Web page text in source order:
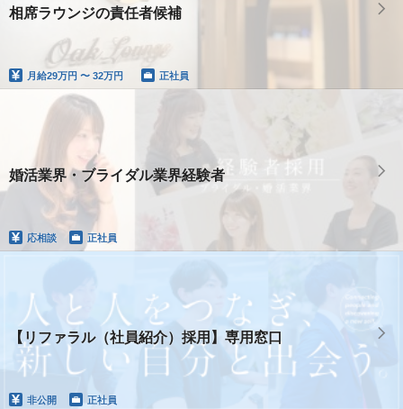
相席ラウンジの責任者候補
月給29万円 〜 32万円 正社員
婚活業界・ブライダル業界経験者
応相談 正社員
【リファラル（社員紹介）採用】専用窓口
非公開 正社員